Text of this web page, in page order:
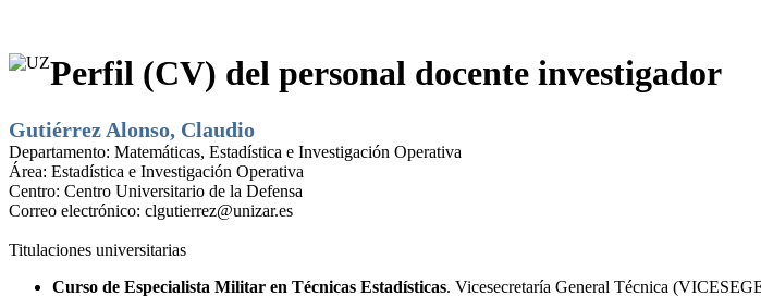
Perfil (CV) del personal docente investigador
Gutiérrez Alonso, Claudio
Departamento: Matemáticas, Estadística e Investigación Operativa
Área: Estadística e Investigación Operativa
Centro: Centro Universitario de la Defensa
Correo electrónico: clgutierrez@unizar.es
Titulaciones universitarias
Curso de Especialista Militar en Técnicas Estadísticas. Vicesecretaría General Técnica